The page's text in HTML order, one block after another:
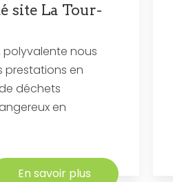
site La Tour-
polyvalente nous
prestations en
déchets
en
En savoir plus